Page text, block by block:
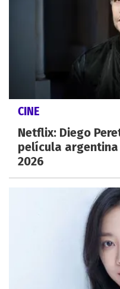
CINE
Netflix: Diego
película
2026